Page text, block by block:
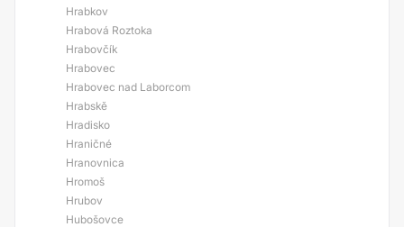
Hrabkov
Hrabová Roztoka
Hrabovčík
Hrabovec
Hrabovec nad Laborcom
Hrabskě
Hradisko
Hraničné
Hranovnica
Hromoš
Hrubov
Hubošovce